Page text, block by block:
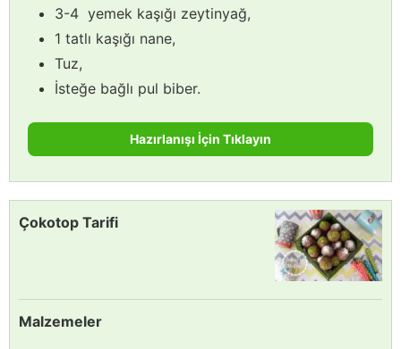
3-4 yemek kaşığı zeytinyağ,
1 tatlı kaşığı nane,
Tuz,
İsteğe bağlı pul biber.
Hazırlanışı İçin Tıklayın
Çokotop Tarifi
Malzemeler